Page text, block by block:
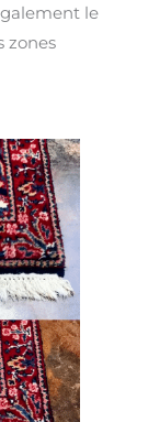
le
zones